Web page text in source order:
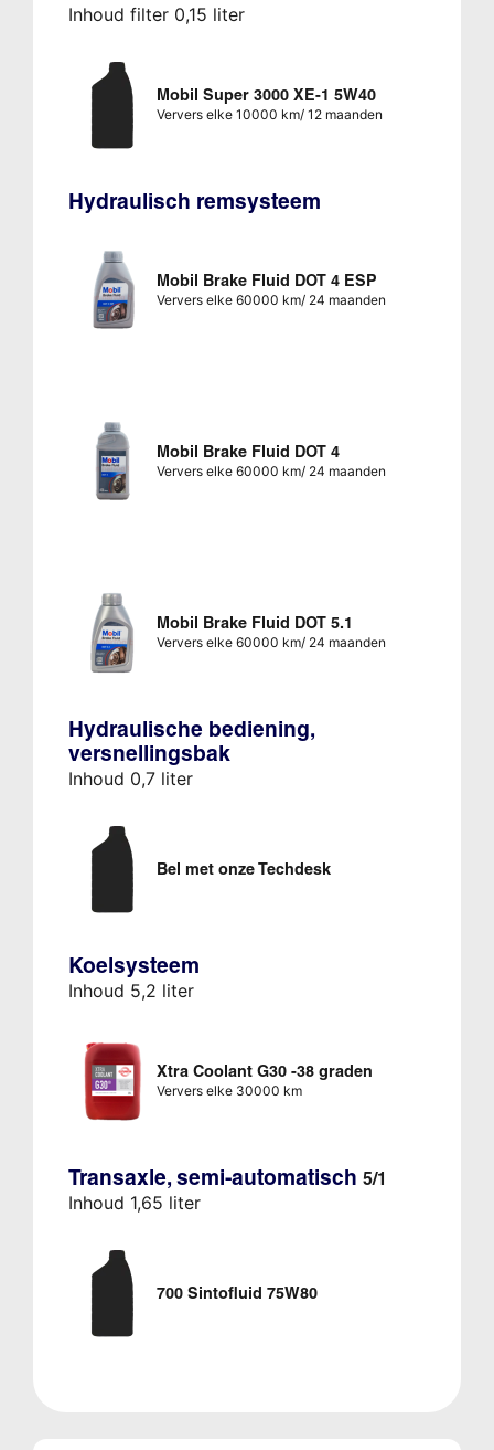
Inhoud filter 0,15 liter
Mobil Super 3000 XE-1 5W40
Ververs elke 10000 km/ 12 maanden
Hydraulisch remsysteem
Mobil Brake Fluid DOT 4 ESP
Ververs elke 60000 km/ 24 maanden
Mobil Brake Fluid DOT 4
Ververs elke 60000 km/ 24 maanden
Mobil Brake Fluid DOT 5.1
Ververs elke 60000 km/ 24 maanden
Hydraulische bediening,
versnellingsbak
Inhoud 0,7 liter
Bel met onze Techdesk
Koelsysteem
Inhoud 5,2 liter
Xtra Coolant G30 -38 graden
Ververs elke 30000 km
Transaxle, semi-automatisch 5/1
Inhoud 1,65 liter
700 Sintofluid 75W80